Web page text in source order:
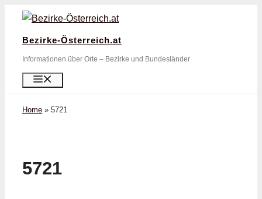
Zum
springen
Bezirke-Österreich.at
Informationen über Orte – Bezirke und Bundesländer
Home » 5721
5721